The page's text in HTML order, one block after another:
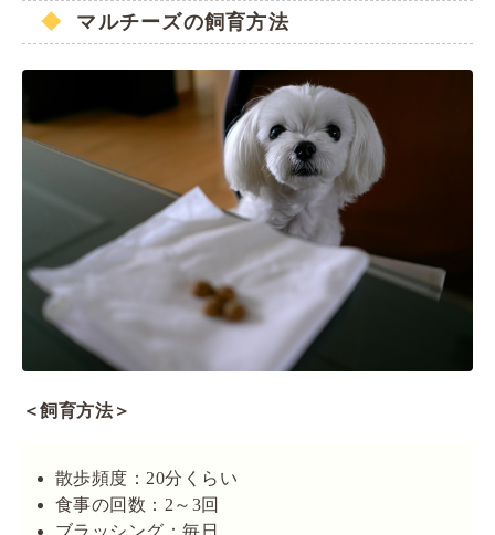
マルチーズの飼育方法
＜飼育方法＞
散歩頻度：20分くらい
食事の回数：2～3回
ブラッシング：毎日